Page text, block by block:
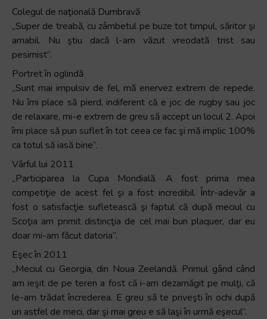
Colegul de naţională Dumbravă
„Super de treabă, cu zâmbetul pe buze tot timpul, săritor şi
amabil. Nu ştiu dacă l-am văzut vreodată trist sau
pesimist”.
Portret în oglindă
„Sunt mai impulsiv de fel, mă enervez extrem de repede.
Nu îmi place să pierd, indiferent că e joc de rugby sau joc
de relaxare, mi-e extrem de greu să accept un locul 2. Apoi
îmi place să pun suflet în tot ceea ce fac şi mă implic 100%
ca totul să iasă bine”.
Vârful lui 2011
„Participarea la Cupa Mondială. A fost prima mea
competiţie de acest fel şi a fost incredibil. Într-adevăr a
fost o satisfacţie sufletească şi faptul că după meciul cu
Scoţia am primit distincţia de cel mai bun plaquer, dar eu
doar mi-am făcut datoria”.
Eşec în 2011
„Meciul cu Georgia, din Noua Zeelandă. Primul gând când
am ieşit de pe teren a fost că i-am dezamăgit pe mulţi, că
le-am trădat încrederea. E greu să te priveşti în ochi după
un astfel de meci, dar şi mai greu e să laşi în urmă eşecul”.